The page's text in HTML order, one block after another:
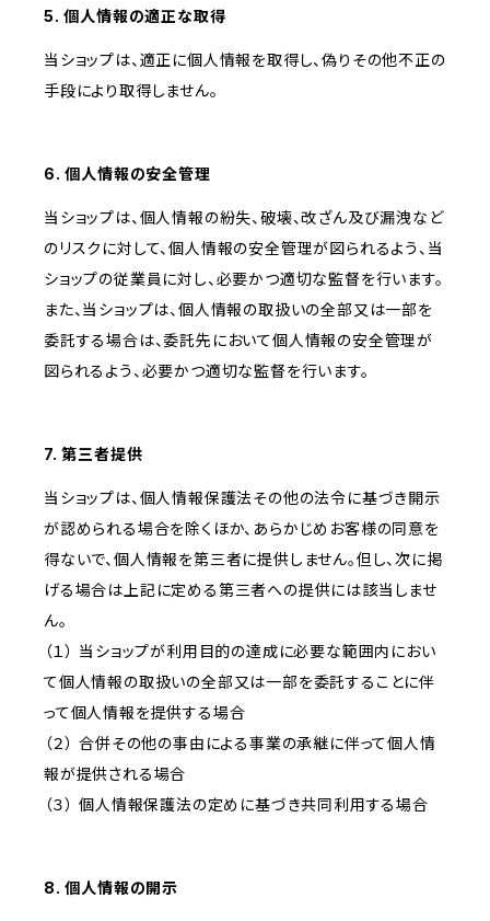
5. 個人情報の適正な取得
当ショップは、適正に個人情報を取得し、偽りその他不正の
手段により取得しません。
6. 個人情報の安全管理
当ショップは、個人情報の紛失、破壊、改ざん及び漏洩など
のリスクに対して、個人情報の安全管理が図られるよう、当
ショップの従業員に対し、必要かつ適切な監督を行います。
また、当ショップは、個人情報の取扱いの全部又は一部を
委託する場合は、委託先において個人情報の安全管理が
図られるよう、必要かつ適切な監督を行います。
7. 第三者提供
当ショップは、個人情報保護法その他の法令に基づき開示
が認められる場合を除くほか、あらかじめお客様の同意を
得ないで、個人情報を第三者に提供しません。但し、次に掲
げる場合は上記に定める第三者への提供には該当しませ
ん。
（１） 当ショップが利用目的の達成に必要な範囲内におい
て個人情報の取扱いの全部又は一部を委託することに伴
って個人情報を提供する場合
（２） 合併その他の事由による事業の承継に伴って個人情
報が提供される場合
（３） 個人情報保護法の定めに基づき共同利用する場合
8. 個人情報の開示